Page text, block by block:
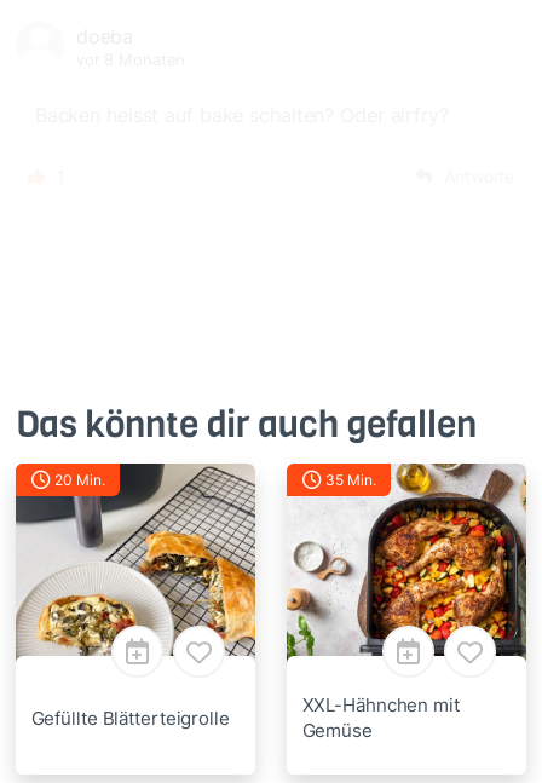
Das könnte dir auch gefallen
20 Min.
Gefüllte Blätterteigrolle
35 Min.
XXL-Hähnchen mit
Gemüse